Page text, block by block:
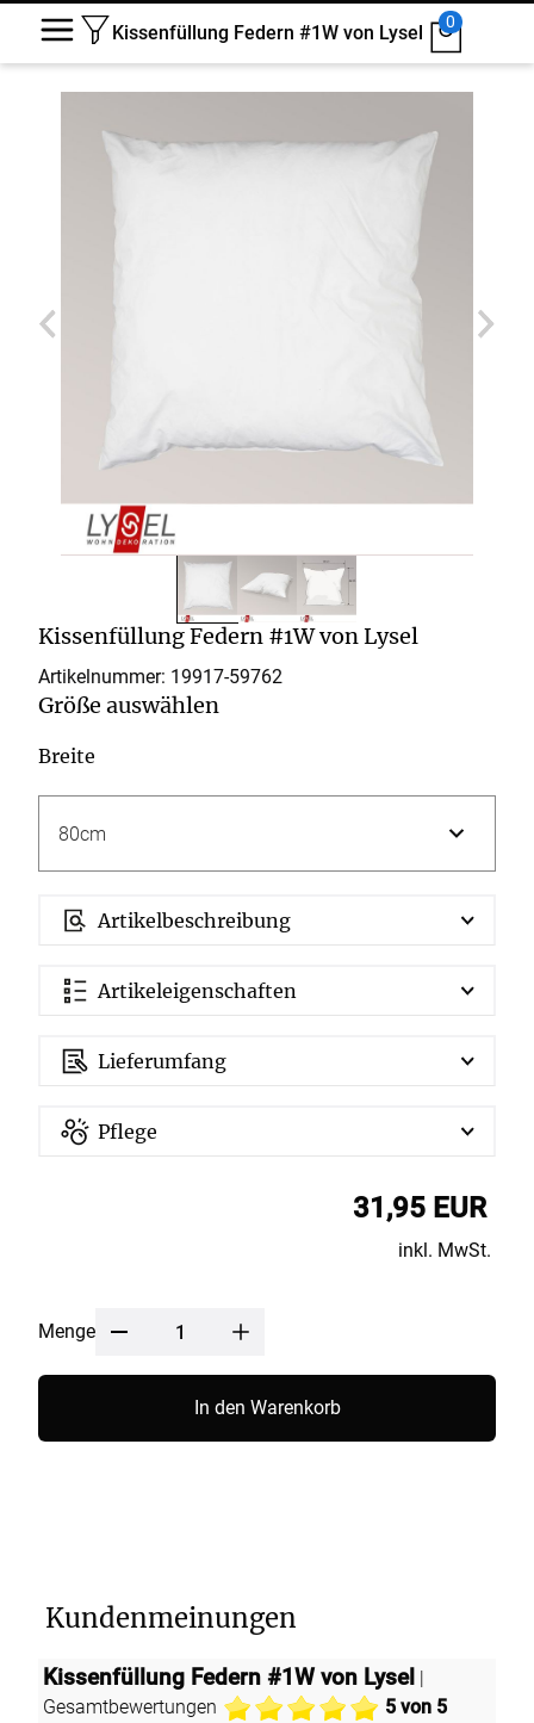
Kissenfüllung Federn #1W von Lysel
0
Kissenfüllung Federn #1W von Lysel
Artikelnummer: 19917-59762
Größe auswählen
Breite
Artikelbeschreibung
Artikeleigenschaften
Lieferumfang
Pflege
31,95 EUR
inkl. MwSt.
Menge
In den Warenkorb
Kundenmeinungen
Kissenfüllung Federn #1W von Lysel
Gesamtbewertungen
5von 5